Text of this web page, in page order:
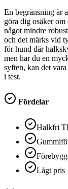
En begränsning är
göra dig osäker om
något mindre
och det märks vid
för hund där
men har du en
syften, kan det
i test.
Fördelar
Halkfri
Lågt pris